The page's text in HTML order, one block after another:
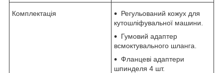
Комплектація
Регульований кожух для
кутошліфувальної машини.
Гумовий адаптер
всмоктувального шланга.
Фланцеві адаптери
шпинделя 4 шт.